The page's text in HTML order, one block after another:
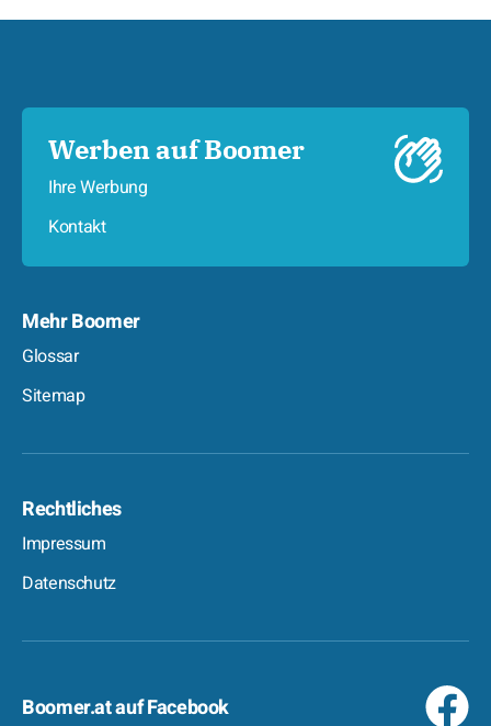
Werben auf Boomer
Ihre Werbung
Kontakt
Mehr Boomer
Glossar
Sitemap
Rechtliches
Impressum
Datenschutz
Boomer.at auf Facebook